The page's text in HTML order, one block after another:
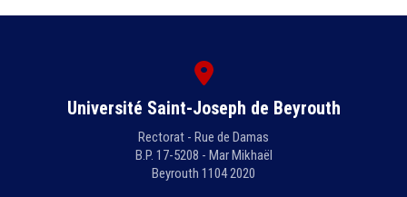
Université Saint-Joseph de Beyrouth
Rectorat - Rue de Damas
B.P. 17-5208 - Mar Mikhaël
Beyrouth 1104 2020